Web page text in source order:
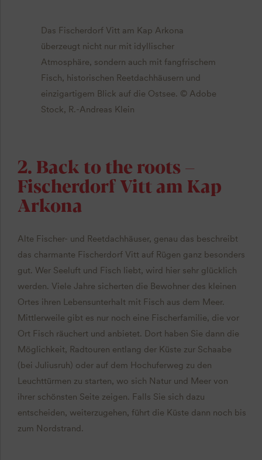
Das Fischerdorf Vitt am Kap Arkona
überzeugt nicht nur mit idyllischer
Atmosphäre, sondern auch mit fangfrischem
Fisch, historischen Reetdachhäusern und
einzigartigem Blick auf die Ostsee. © Adobe
Stock, R.-Andreas Klein
2. Back to the roots –
Fischerdorf Vitt am Kap
Arkona
Alte Fischer- und Reetdachhäuser, genau das beschreibt
das charmante Fischerdorf Vitt auf Rügen ganz besonders
gut. Wer Seeluft und Fisch liebt, wird hier sehr glücklich
werden. Viele Jahre sicherten die Bewohner des kleinen
Ortes ihren Lebensunterhalt mit Fisch aus dem Meer.
Mittlerweile gibt es nur noch eine Fischerfamilie, die vor
Ort Fisch räuchert und anbietet. Dort haben Sie dann die
Möglichkeit, Radtouren entlang der Küste zur Schaabe
(bei Juliusruh) oder auf dem Hochuferweg zu den
Leuchttürmen zu starten, wo sich Natur und Meer von
ihrer schönsten Seite zeigen. Falls Sie sich dazu
entscheiden, weiterzugehen, führt die Küste dann noch bis
zum Nordstrand.